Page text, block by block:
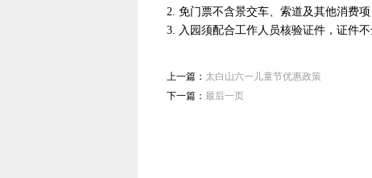
2. 免门票不含景交车、索道及其他消费项
3. 入园须配合工作人员核验证件，证件
上一篇： 太白山六一儿童节优惠政策
下一篇： 最后一页